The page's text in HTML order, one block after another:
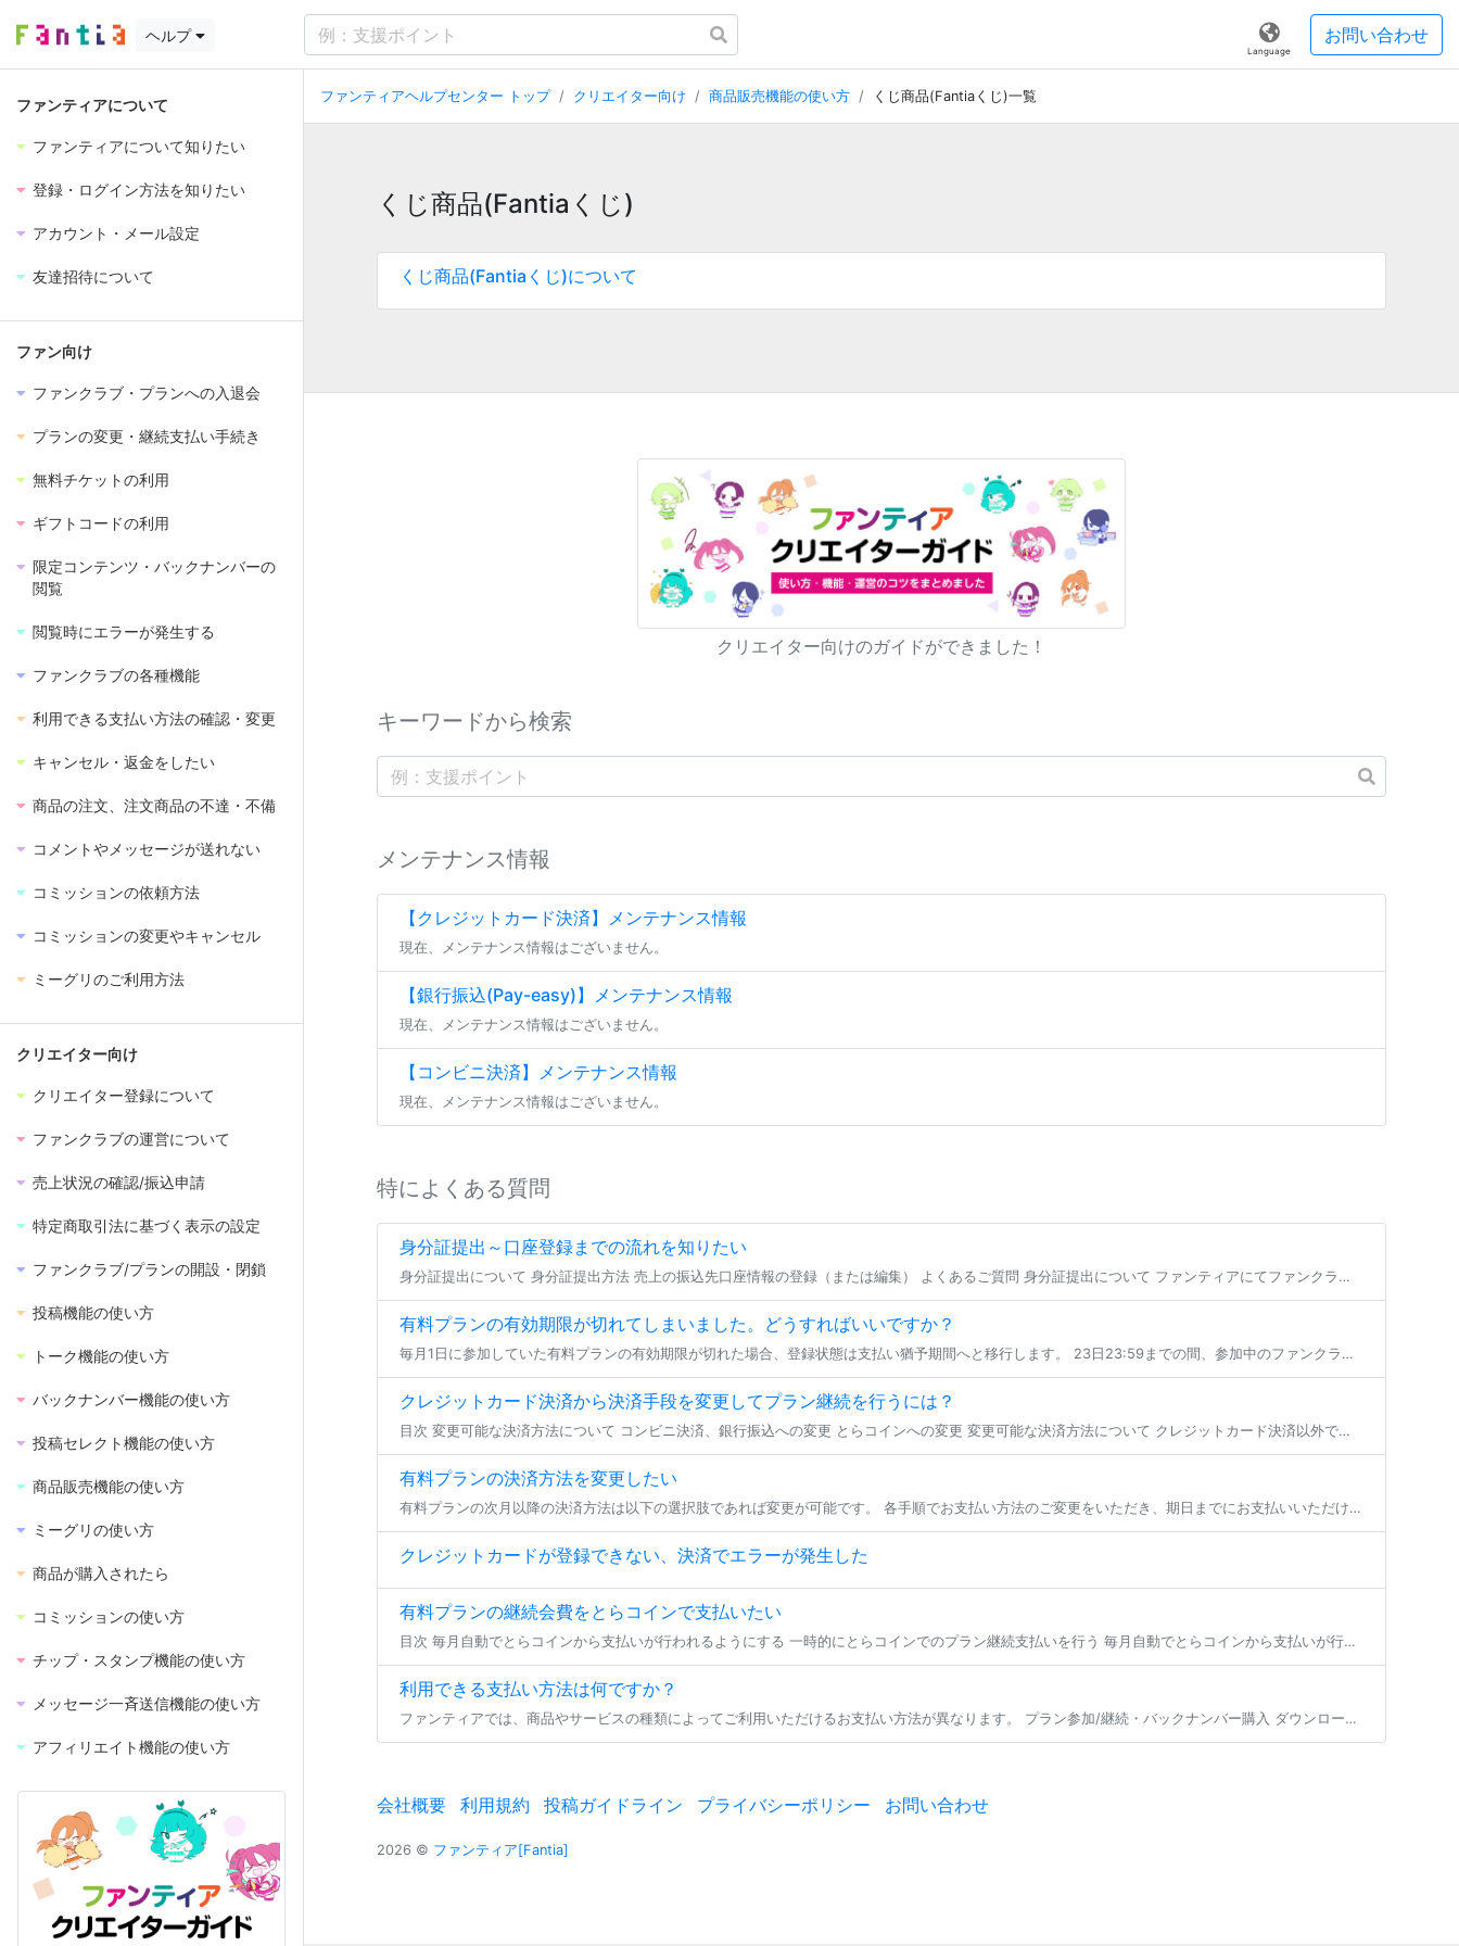
ヘルプ
Language
お問い合わせ
ファンティアについて
ファンティアについて知りたい
登録・ログイン方法を知りたい
アカウント・メール設定
友達招待について
ファン向け
ファンクラブ・プランへの入退会
プランの変更・継続支払い手続き
無料チケットの利用
ギフトコードの利用
限定コンテンツ・バックナンバーの
閲覧
閲覧時にエラーが発生する
ファンクラブの各種機能
利用できる支払い方法の確認・変更
キャンセル・返金をしたい
商品の注文、注文商品の不達・不備
コメントやメッセージが送れない
コミッションの依頼方法
コミッションの変更やキャンセル
ミーグリのご利用方法
クリエイター向け
クリエイター登録について
ファンクラブの運営について
売上状況の確認/振込申請
特定商取引法に基づく表示の設定
ファンクラブ/プランの開設・閉鎖
投稿機能の使い方
トーク機能の使い方
バックナンバー機能の使い方
投稿セレクト機能の使い方
商品販売機能の使い方
ミーグリの使い方
商品が購入されたら
コミッションの使い方
チップ・スタンプ機能の使い方
メッセージ一斉送信機能の使い方
アフィリエイト機能の使い方
ファンティアヘルプセンター トップ クリエイター向け 商品販売機能の使い方 くじ商品(Fantiaくじ)一覧
くじ商品(Fantiaくじ)
くじ商品(Fantiaくじ)について
クリエイター向けのガイドができました！
キーワードから検索
メンテナンス情報
【クレジットカード決済】メンテナンス情報
現在、メンテナンス情報はございません。
【銀行振込(Pay-easy)】メンテナンス情報
現在、メンテナンス情報はございません。
【コンビニ決済】メンテナンス情報
現在、メンテナンス情報はございません。
特によくある質問
身分証提出～口座登録までの流れを知りたい
身分証提出について 身分証提出方法 売上の振込先口座情報の登録（または編集） よくあるご質問 身分証提出について ファンティアにてファンクラブを開設する場合、 全年齢・成人向けを問わず全てのファンクラブにて身分証の提出が […]
有料プランの有効期限が切れてしまいました。どうすればいいですか？
毎月1日に参加していた有料プランの有効期限が切れた場合、登録状態は支払い猶予期間へと移行します。 23日23:59までの間、参加中のファンクラブは無料プランへの仮移行状態となり、有効期限を更新せず24日となった場合にその […]
クレジットカード決済から決済手段を変更してプラン継続を行うには？
目次 変更可能な決済方法について コンビニ決済、銀行振込への変更 とらコインへの変更 変更可能な決済方法について クレジットカード決済以外で現在加入中の有料プラン継続を行いたい場合、 登録済みのクレジットカードを削除いた […]
有料プランの決済方法を変更したい
有料プランの次月以降の決済方法は以下の選択肢であれば変更が可能です。 各手順でお支払い方法のご変更をいただき、期日までにお支払いいただければ、プランの継続加入が可能となります。 ※現在加入いただいているプランから退会する […]
クレジットカードが登録できない、決済でエラーが発生した
有料プランの継続会費をとらコインで支払いたい
目次 毎月自動でとらコインから支払いが行われるようにする 一時的にとらコインでのプラン継続支払いを行う 毎月自動でとらコインから支払いが行われるようにする 有料プランの継続会費をとらコインでお支払い頂く場合、事前にとらコ […]
利用できる支払い方法は何ですか？
ファンティアでは、商品やサービスの種類によってご利用いただけるお支払い方法が異なります。 プラン参加/継続・バックナンバー購入 ダウンロード商品/物販商品購入 投稿セレクト商品購入 くじ商品購入 コミッションリクエスト・ […]
会社概要 利用規約 投稿ガイドライン プライバシーポリシー お問い合わせ
2026 © ファンティア[Fantia]